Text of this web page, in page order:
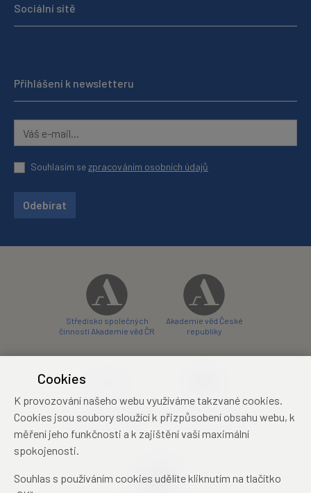
Sociální sítě
Přihlášení k newsletteru
Souhlasím sezpracováním osobních údajů
Odebírat
Středisko společných
činností Akademie věd ČR
Akademie věd České
republiky
konferenční centrum
Zámecký hotel Třešť
konferenční centrum
Cookies
K provozování našeho webu využíváme takzvané cookies.
Cookies jsou soubory sloužící k přizpůsobení obsahu webu, k
měření jeho funkčnosti a k zajištění vaší maximální
spokojenosti.
Souhlas s používáním cookies udělíte kliknutím na tlačítko